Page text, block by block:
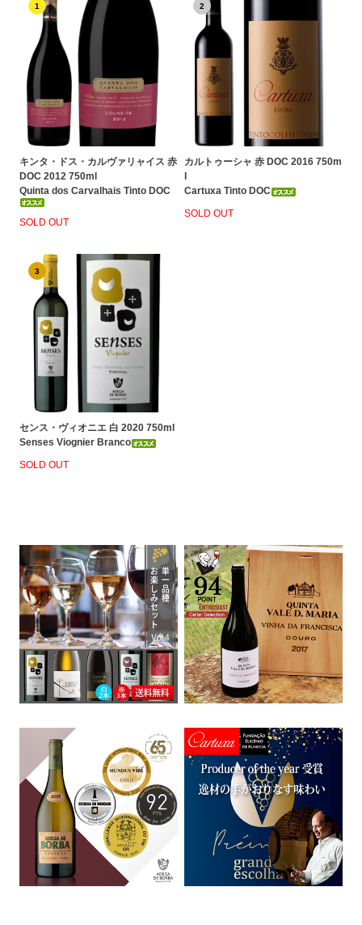
1
キンタ・ドス・カルヴァリャイス 赤
DOC 2012 750ml
Quinta dos Carvalhais Tinto DOC
SOLD OUT
2
カルトゥーシャ 赤 DOC 2016 750m
Cartuxa Tinto DOC
SOLD OUT
3
センス・ヴィオニエ 白 2020 750ml
Senses Viognier Branco
SOLD OUT